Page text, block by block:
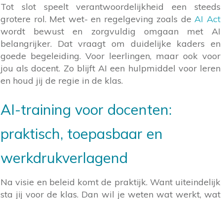
Tot slot speelt verantwoordelijkheid een steeds
grotere rol. Met wet- en regelgeving zoals deAI Act
wordt bewust en zorgvuldig omgaan met AI
belangrijker. Dat vraagt om duidelijke kaders en
goede begeleiding. Voor leerlingen, maar ook voor
jou als docent. Zo blijft AI een hulpmiddel voor leren
en houd jij de regie in de klas.
AI-training voor docenten:
praktisch, toepasbaar en
werkdrukverlagend
Na visie en beleid komt de praktijk. Want uiteindelijk
sta jij voor de klas. Dan wil je weten wat werkt, wat